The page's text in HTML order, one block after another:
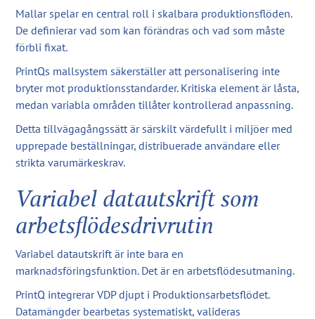
Mallar spelar en central roll i skalbara produktionsflöden.
De definierar vad som kan förändras och vad som måste
förbli fixat.
PrintQs mallsystem säkerställer att personalisering inte
bryter mot produktionsstandarder. Kritiska element är låsta,
medan variabla områden tillåter kontrollerad anpassning.
Detta tillvägagångssätt är särskilt värdefullt i miljöer med
upprepade beställningar, distribuerade användare eller
strikta varumärkeskrav.
Variabel datautskrift som
arbetsflödesdrivrutin
Variabel datautskrift är inte bara en
marknadsföringsfunktion. Det är en arbetsflödesutmaning.
PrintQ integrerar VDP djupt i Produktionsarbetsflödet.
Datamängder bearbetas systematiskt, valideras